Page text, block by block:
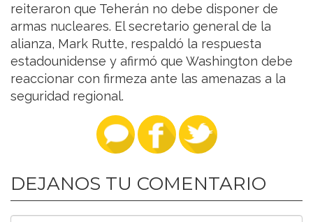
reiteraron que Teherán no debe disponer de
armas nucleares. El secretario general de la
alianza, Mark Rutte, respaldó la respuesta
estadounidense y afirmó que Washington debe
reaccionar con firmeza ante las amenazas a la
seguridad regional.
DEJANOS TU COMENTARIO